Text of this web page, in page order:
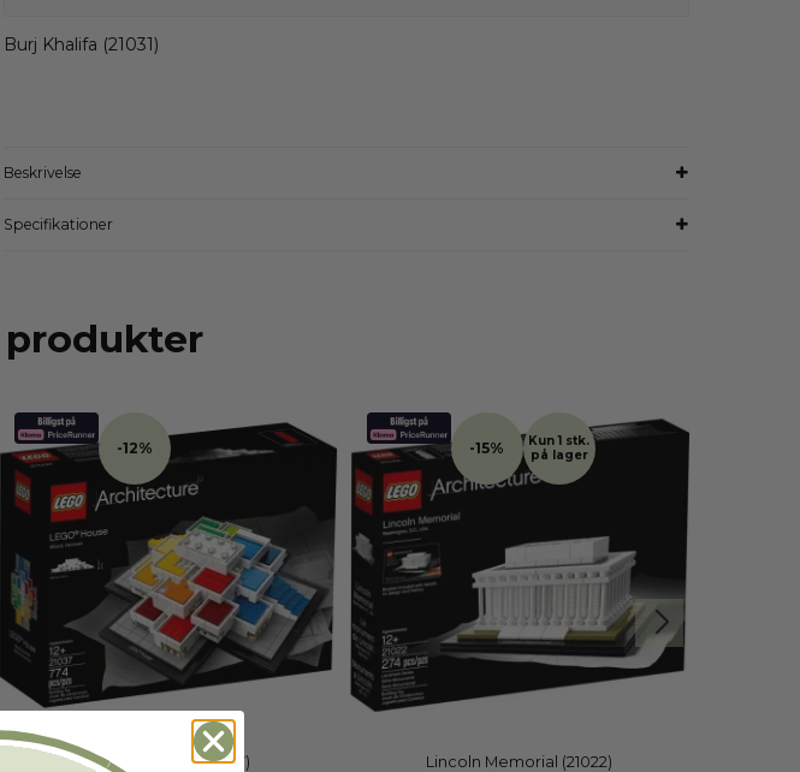
Burj Khalifa (21031)
Beskrivelse
Specifikationer
produkter
-12%
LEGO® House (21037)
-15%
Kun 1 stk.
på lager
Lincoln Memorial (21022)